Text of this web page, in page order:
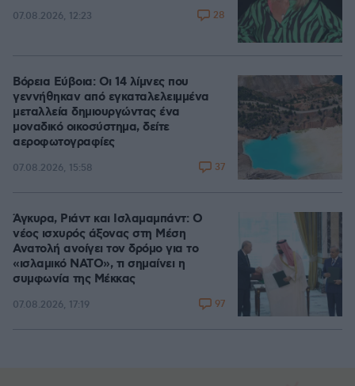
07.08.2026, 12:23 28
Βόρεια Εύβοια: Οι 14 λίμνες που
γεννήθηκαν από εγκαταλελειμμένα
μεταλλεία δημιουργώντας ένα
μοναδικό οικοσύστημα, δείτε
αεροφωτογραφίες
07.08.2026, 15:58 37
Άγκυρα, Ριάντ και Ισλαμαμπάντ: Ο
νέος ισχυρός άξονας στη Μέση
Ανατολή ανοίγει τον δρόμο για το
«ισλαμικό ΝΑΤΟ», τι σημαίνει η
συμφωνία της Μέκκας
07.08.2026, 17:19 97